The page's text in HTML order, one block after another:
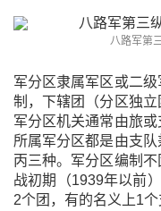
八路军第
军分区隶属军区或二
制，下辖团（分区独立
军分区机关通常由旅
所属军分区都是由支队
丙三种。军分区编制
战初期（1939年以前
2个团，有的名义上1